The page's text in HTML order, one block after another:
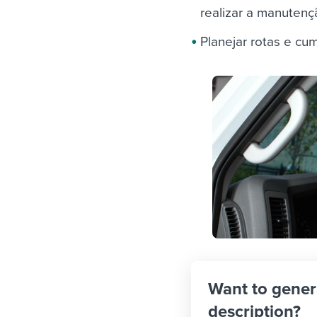
realizar a
Planejar rotas e
Want to
description?